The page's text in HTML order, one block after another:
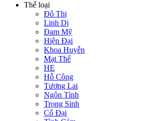
Thể loại
Đô Thị
Linh Dị
Đam Mỹ
Hiện Đại
Khoa Huyễn
Mạt Thế
HE
Hỗ Công
Tương Lai
Ngôn Tình
Trọng Sinh
Cổ Đại